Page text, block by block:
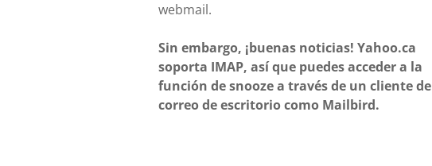
webmail.
Sin embargo, ¡buenas noticias! Yahoo.ca
soporta IMAP, así que puedes acceder a la
función de snooze a través de un cliente de
correo de escritorio como Mailbird.